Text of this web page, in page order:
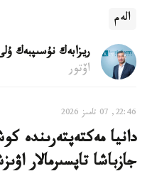
الەم
ريزابەك نۇسىپبەك
اۆتور
22:46, 07 تامىز 2026
دانيا مەكتەپتەرىندە
جازباشا تاپسىرمالار